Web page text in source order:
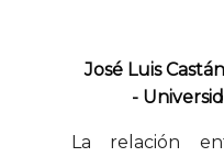
José Luis
-
La relación